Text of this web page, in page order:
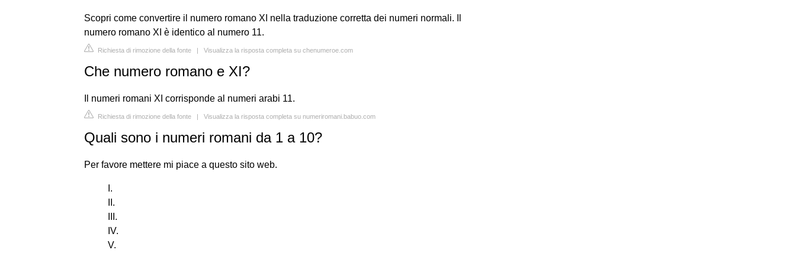
Scopri come convertire il numero romano XI nella traduzione corretta dei numeri normali. Il
numero romano XI è identico al numero 11.
Richiesta di rimozione della fonte | Visualizza la risposta completa su chenumeroe.com
Che numero romano e XI?
Il numeri romani XI corrisponde al numeri arabi 11.
Richiesta di rimozione della fonte | Visualizza la risposta completa su numeriromani.babuo.com
Quali sono i numeri romani da 1 a 10?
Per favore mettere mi piace a questo sito web.
I.
II.
III.
IV.
V.